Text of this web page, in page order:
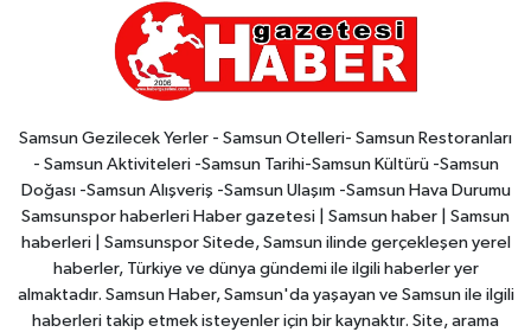
Samsun Gezilecek Yerler - Samsun Otelleri- Samsun Restoranları
- Samsun Aktiviteleri -Samsun Tarihi-Samsun Kültürü -Samsun
Doğası -Samsun Alışveriş -Samsun Ulaşım -Samsun Hava Durumu
Samsunspor haberleri Haber gazetesi | Samsun haber | Samsun
haberleri | Samsunspor Sitede, Samsun ilinde gerçekleşen yerel
haberler, Türkiye ve dünya gündemi ile ilgili haberler yer
almaktadır. Samsun Haber, Samsun'da yaşayan ve Samsun ile ilgili
haberleri takip etmek isteyenler için bir kaynaktır. Site, arama